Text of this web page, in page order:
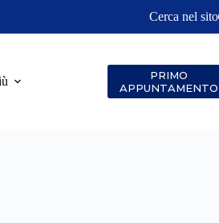
Cerca nel sito
PRIMO
APPUNTAMENTO